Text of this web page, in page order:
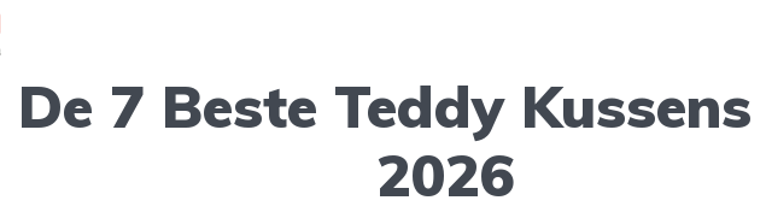
De 7 Beste Teddy
2026